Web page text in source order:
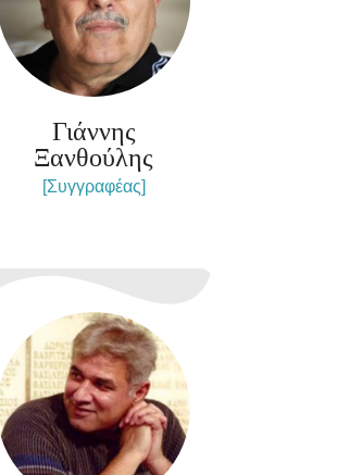
Γιάννης
Ξανθούλης
[Συγγραφέας]